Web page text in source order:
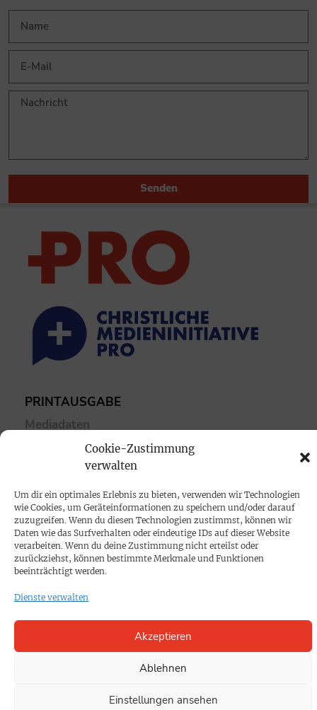
Cookie-Zustimmung
verwalten
Um dir ein optimales Erlebnis zu bieten, verwenden wir Technologien
wie Cookies, um Geräteinformationen zu speichern und/oder darauf
zuzugreifen. Wenn du diesen Technologien zustimmst, können wir
Daten wie das Surfverhalten oder eindeutige IDs auf dieser Website
verarbeiten. Wenn du deine Zustimmung nicht erteilst oder
zurückziehst, können bestimmte Merkmale und Funktionen
beeinträchtigt werden.
Dienste verwalten
Akzeptieren
Ablehnen
Einstellungen ansehen
Senden
PRINTAUSGABE
Mediadaten
PROKOMPAKT
Impressum
SPENDEN
Datenschutz
KONTAKT